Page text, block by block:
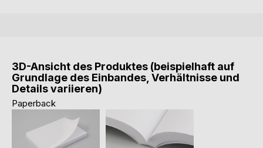
3D-Ansicht des Produktes (beispielhaft auf
Grundlage des Einbandes, Verhältnisse und
Details variieren)
Paperback